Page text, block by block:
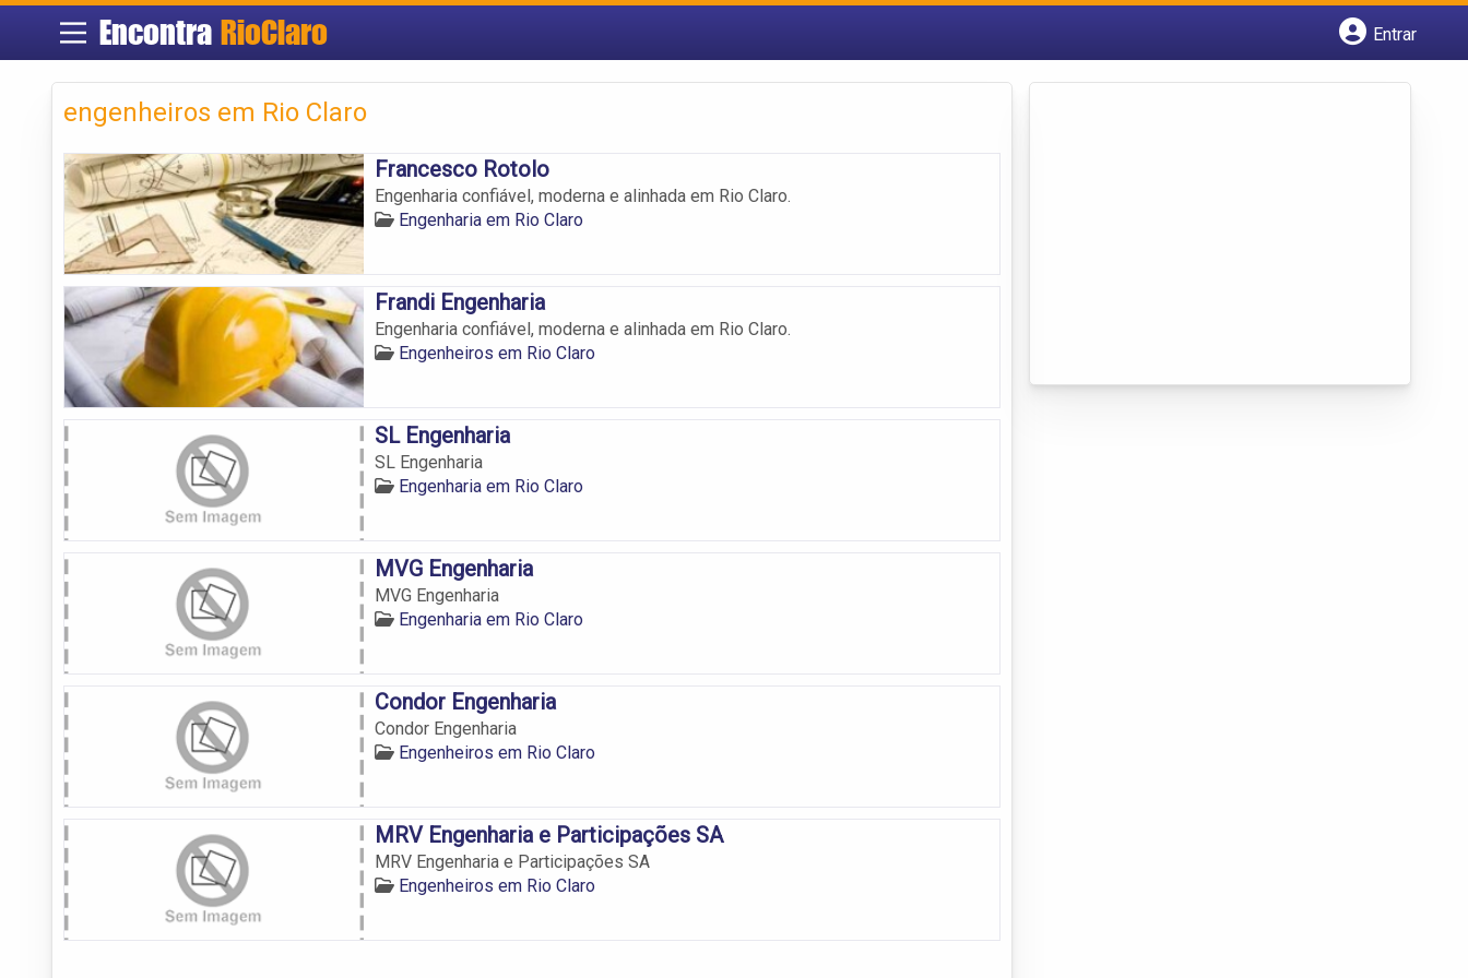
Encontra RioClaro
Entrar
engenheiros em Rio Claro
Francesco Rotolo
Engenharia confiável, moderna e alinhada em Rio Claro.
Engenharia em Rio Claro
Frandi Engenharia
Engenharia confiável, moderna e alinhada em Rio Claro.
Engenheiros em Rio Claro
SL Engenharia
SL Engenharia
Engenharia em Rio Claro
MVG Engenharia
MVG Engenharia
Engenharia em Rio Claro
Condor Engenharia
Condor Engenharia
Engenheiros em Rio Claro
MRV Engenharia e Participações SA
MRV Engenharia e Participações SA
Engenheiros em Rio Claro